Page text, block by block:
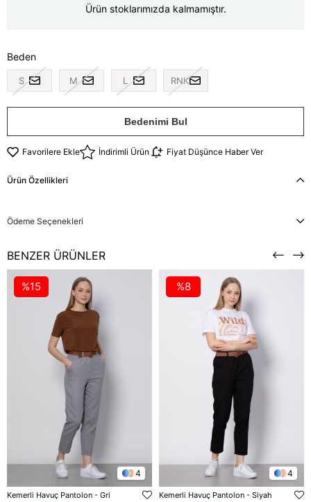
Ürün stoklarımızda kalmamıştır.
Beden
S M L RNK
Bedenimi Bul
Favorilere Ekle İndirimli Ürün Fiyat Düşünce Haber Ver
Ürün Özellikleri
Ödeme Seçenekleri
BENZER ÜRÜNLER
4
Kemerli Havuç Pantolon - Gri
%15
4
Kemerli Havuç Pantolon - Siyah
%8